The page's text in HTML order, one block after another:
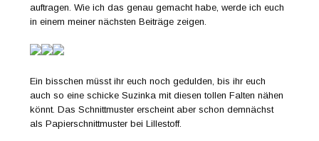
auftragen. Wie ich das genau gemacht habe, werde ich euch
in einem meiner nächsten Beiträge zeigen.
Ein bisschen müsst ihr euch noch gedulden, bis ihr euch
auch so eine schicke Suzinka mit diesen tollen Falten nähen
könnt. Das Schnittmuster erscheint aber schon demnächst
als Papierschnittmuster bei Lillestoff.